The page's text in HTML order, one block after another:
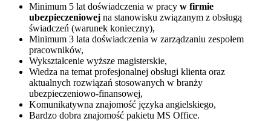
Minimum 5 lat doświadczenia w pracy w firmie
ubezpieczeniowej na stanowisku związanym z obsługą
świadczeń (warunek konieczny),
Minimum 3 lata doświadczenia w zarządzaniu zespołem
pracowników,
Wykształcenie wyższe magisterskie,
Wiedza na temat profesjonalnej obsługi klienta oraz
aktualnych rozwiązań stosowanych w branży
ubezpieczeniowo-finansowej,
Komunikatywna znajomość języka angielskiego,
Bardzo dobra znajomość pakietu MS Office.